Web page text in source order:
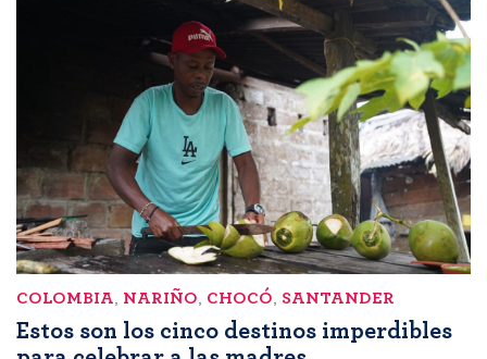
COLOMBIA NARIÑO CHOCÓ SANTANDER
Estos son los cinco destinos imperdibles